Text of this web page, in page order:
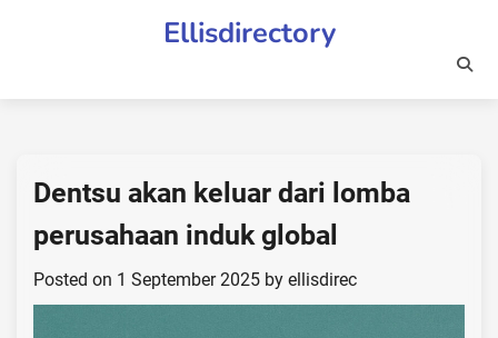
Ellisdirectory
Dentsu akan keluar dari lomba
perusahaan induk global
Posted on 1 September 2025 by ellisdirec